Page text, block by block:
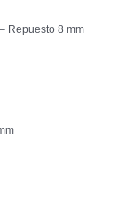
Repuesto 8 mm